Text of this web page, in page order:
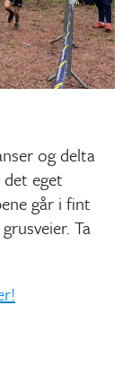
og delta
eget
går i fint
Ta